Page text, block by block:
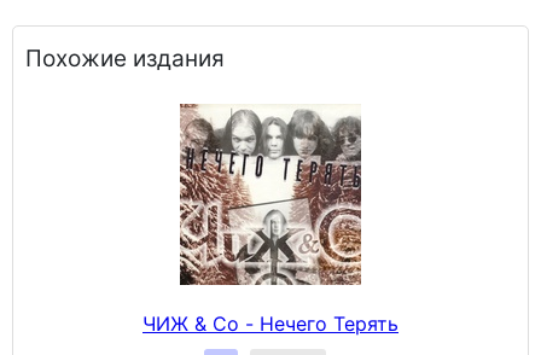
Похожие издания
ЧИЖ & Сo - Нечего Терять